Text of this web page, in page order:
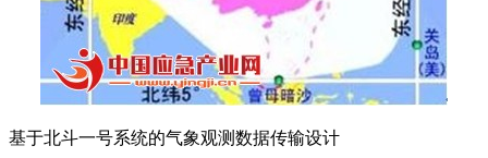
基于北斗一号系统的气象观测数据传输设计